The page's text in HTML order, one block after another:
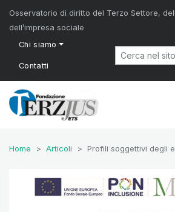
Osservatorio di diritto del Terzo Settore,
dell’impresa sociale
Chi siamo
Contatti
Home Articoli Profili soggettivi degli